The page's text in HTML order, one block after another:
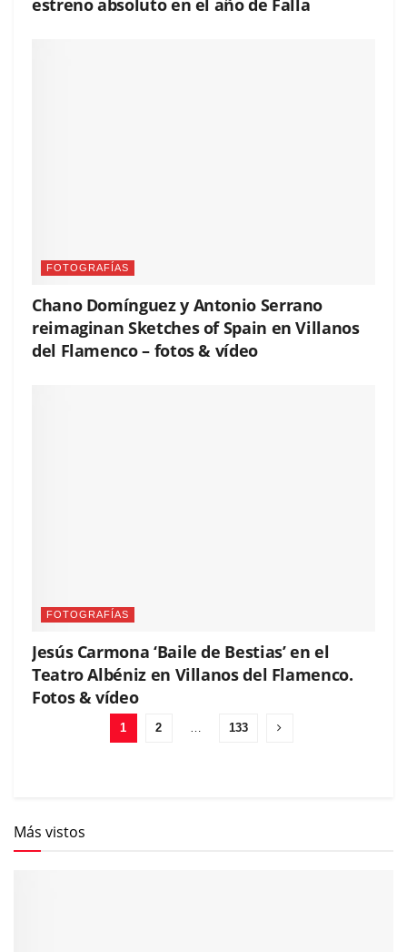
estreno absoluto en el año de Falla
FOTOGRAFÍAS
Chano Domínguez y Antonio Serrano
reimaginan Sketches of Spain en Villanos
del Flamenco – fotos & vídeo
FOTOGRAFÍAS
Jesús Carmona ‘Baile de Bestias’ en el
Teatro Albéniz en Villanos del Flamenco.
Fotos & vídeo
1 2 133
Más vistos